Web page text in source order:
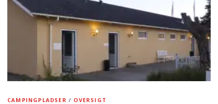
CAMPINGPLADSER / OVERSIGT